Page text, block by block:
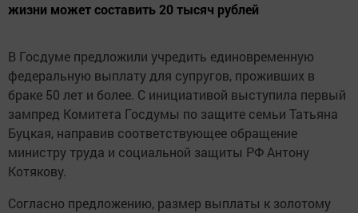
жизни может составить 20 тысяч рублей
В Госдуме предложили учредить единовременную
федеральную выплату для супругов, проживших в
браке 50 лет и более. С инициативой выступила первый
зампред Комитета Госдумы по защите семьи Татьяна
Буцкая, направив соответствующее обращение
министру труда и социальной защиты РФ Антону
Котякову.
Согласно предложению, размер выплаты к золотому